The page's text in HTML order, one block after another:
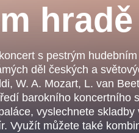
hradě
s pestrým
děl českých a
W. A. Mozart, L. van
barokního koncertního
vyslechnete skladby
Využít můžete také
hledají